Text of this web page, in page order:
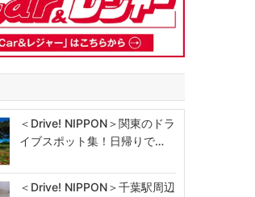
＜Drive! NIPPON＞関東のドラ
イブスポット集！日帰りで…
＜Drive! NIPPON＞千葉駅周辺